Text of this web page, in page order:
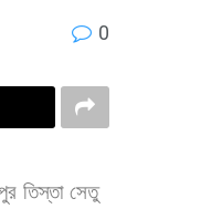
0
তিস্তা সেতু